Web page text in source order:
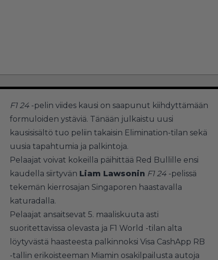
F1 24 -pelin viides kausi on saapunut kiihdyttämään
formuloiden ystäviä. Tänään julkaistu uusi
kausisisältö tuo peliin takaisin Elimination-tilan sekä
uusia tapahtumia ja palkintoja.
Pelaajat voivat kokeilla päihittää Red Bullille ensi
kaudella siirtyvän Liam Lawsonin F1 24 -pelissä
tekemän kierrosajan Singaporen haastavalla
katuradalla.
Pelaajat ansaitsevat 5. maaliskuuta asti
suoritettavissa olevasta ja F1 World -tilan alta
löytyvästä haasteesta palkinnoksi Visa CashApp RB
-tallin erikoisteeman Miamin osakilpailusta autoja